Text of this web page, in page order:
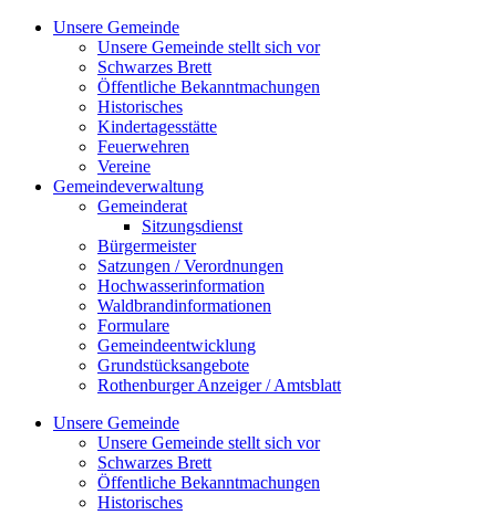
Zum
Unsere Gemeinde
Unsere Gemeinde stellt sich vor
Schwarzes Brett
Öffentliche Bekanntmachungen
Historisches
Kindertagesstätte
Feuerwehren
Vereine
Gemeindeverwaltung
Gemeinderat
Sitzungsdienst
Bürgermeister
Satzungen / Verordnungen
Hochwasserinformation
Waldbrandinformationen
Formulare
Gemeindeentwicklung
Grundstücksangebote
Rothenburger Anzeiger / Amtsblatt
Unsere Gemeinde
Unsere Gemeinde stellt sich vor
Schwarzes Brett
Öffentliche Bekanntmachungen
Historisches